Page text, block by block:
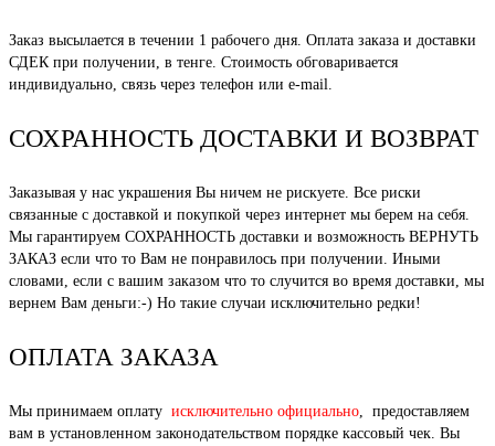
Заказ высылается в течении 1 рабочего дня. Оплата заказа и доставки
СДЕК при получении, в тенге. Стоимость обговаривается
индивидуально, связь через телефон или e-mail.
СОХРАННОСТЬ ДОСТАВКИ И ВОЗВРАТ
Заказывая у нас украшения Вы ничем не рискуете. Все риски
связанные с доставкой и покупкой через интернет мы берем на себя.
Мы гарантируем СОХРАННОСТЬ доставки и возможность ВЕРНУТЬ
ЗАКАЗ если что то Вам не понравилось при получении. Иными
словами, если с вашим заказом что то случится во время доставки, мы
вернем Вам деньги:-) Но такие случаи исключительно редки!
ОПЛАТА ЗАКАЗА
Мы принимаем оплату исключительно официально, предоставляем
вам в установленном законодательством порядке кассовый чек. Вы